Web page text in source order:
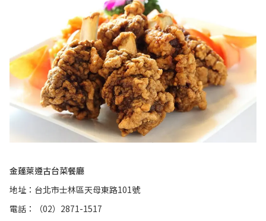
金蓬萊遵古台菜餐廳
地址：台北市士林區天母東路101號
電話：（02）2871-1517